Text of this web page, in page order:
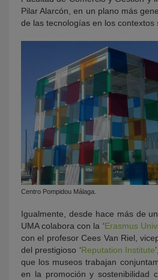
Pilar Alarcón, en un plano más
de las tecnologías en los contextos
Centro Pompidou Málaga.
Igualmente, desde hace más de
UMA colabora con la ‘Erasmus
con el profesor Cees Van Riel,
del prestigioso ‘Reputation Institute
que los museos trabajan
en la promoción y sostenibilidad